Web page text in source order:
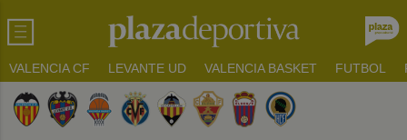
VALENCIA CF LEVANTE UD VALENCIA BASKET FUTBOL